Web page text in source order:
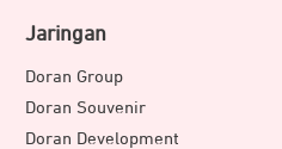
Jaringan
Doran Group
Doran Souvenir
Doran Development